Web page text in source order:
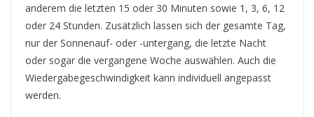
anderem die letzten 15 oder 30 Minuten sowie 1, 3, 6, 12
oder 24 Stunden. Zusätzlich lassen sich der gesamte Tag,
nur der Sonnenauf- oder -untergang, die letzte Nacht
oder sogar die vergangene Woche auswählen. Auch die
Wiedergabegeschwindigkeit kann individuell angepasst
werden.